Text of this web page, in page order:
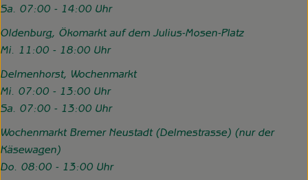
Sa. 07:00 - 14:00 Uhr
Oldenburg, Ökomarkt auf dem Julius-Mosen-Platz
Mi. 11:00 - 18:00 Uhr
Delmenhorst, Wochenmarkt
Mi. 07:00 - 13:00 Uhr
Sa. 07:00 - 13:00 Uhr
Wochenmarkt Bremer Neustadt (Delmestrasse) (nur der
Käsewagen)
Do. 08:00 - 13:00 Uhr